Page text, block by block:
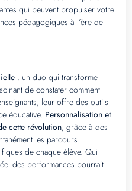
qui peuvent propulser votre
pédagogiques à l’ère de
: un duo qui transforme
de constater comment
leur offre des outils
éducative. Personnalisation et
cette révolution, grâce à des
les parcours
de chaque élève. Qui
des performances pourrait